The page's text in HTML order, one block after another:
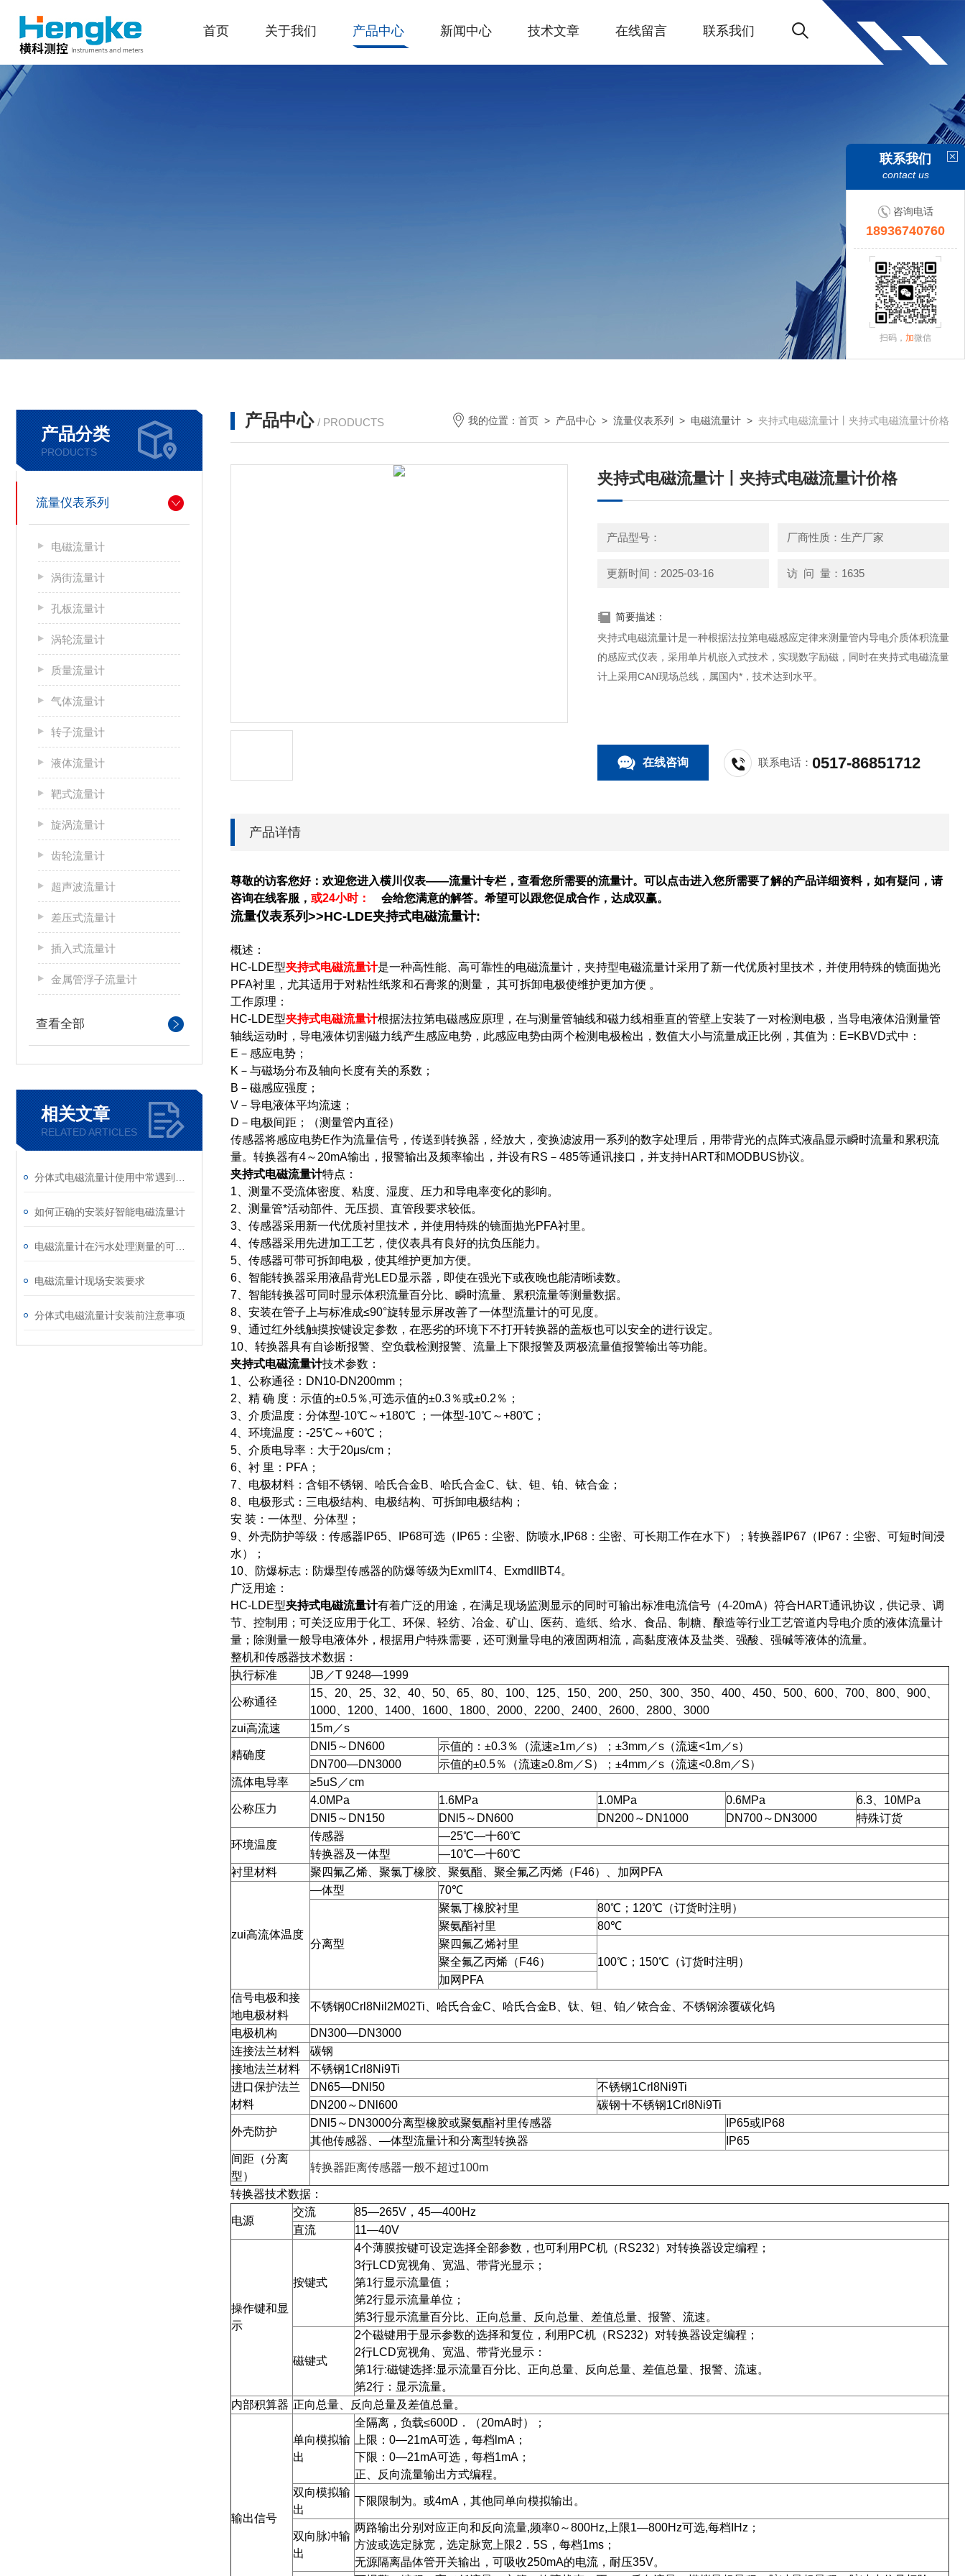
首页 关于我们 产品中心 新闻中心 技术文章 在线留言 联系我们
产品分类
PRODUCTS
流量仪表系列
电磁流量计
涡街流量计
孔板流量计
涡轮流量计
质量流量计
气体流量计
转子流量计
液体流量计
靶式流量计
旋涡流量计
齿轮流量计
超声波流量计
差压式流量计
插入式流量计
金属管浮子流量计
查看全部
相关文章
RELATED ARTICLES
如何正确的安装好智能电磁流量计
电磁流量计现场安装要求
分体式电磁流量计安装前注意事项
产品中心 / PRODUCTS 我的位置： 首页 > 产品中心 > 流量仪表系列 > 电磁流量计 > 夹持式电磁流量计丨夹持式电磁流量计价格
夹持式电磁流量计丨夹持式电磁流量计价格
产品型号： 厂商性质：生产厂家
更新时间：2025-03-16 访 问 量：1635
简要描述：
夹持式电磁流量计是一种根据法拉第电磁感应定律来测量管内导电介质体积流量
的感应式仪表，采用单片机嵌入式技术，实现数字励磁，同时在夹持式电磁流量
计上采用CAN现场总线，属国内*，技术达到水平。
在线咨询 联系电话：0517-86851712
产品详情
尊敬的访客您好：欢迎您进入横川仪表——流量计专栏，查看您所需要的流量计。可以点击进入您所需要了解的产品详细资料，如有疑问，请
咨询在线客服， 或24小时： 会给您满意的解答。希望可以跟您促成合作，达成双赢。
流量仪表系列>>HC-LDE夹持式电磁流量计:
概述：
HC-LDE型夹持式电磁流量计是一种高性能、高可靠性的电磁流量计，夹持型电磁流量计采用了新一代优质衬里技术，并使用特殊的镜面抛光
PFA衬里，尤其适用于对粘性纸浆和石膏浆的测量，
其可拆卸电极使维护更加方便 。
工作原理：
HC-LDE型夹持式电磁流量计根据法拉第电磁感应原理，在与测量管轴线和磁力线相垂直的管壁上安装了一对检测电极，当导电液体沿测量管
轴线运动时，导电液体切割磁力线产生感应电势，此感应电势由两个检测电极检出，数值大小与流量成正比例，其值为：E=KBVD式中：
E－感应电势；
K－与磁场分布及轴向长度有关的系数；
B－磁感应强度；
V－导电液体平均流速；
D－电极间距；（测量管内直径）
传感器将感应电势E作为流量信号，传送到转换器，经放大，变换滤波用一系列的数字处理后，用带背光的点阵式液晶显示瞬时流量和累积流
量。转换器有4～20mA输出，报警输出及频率输出，并设有RS－485等通讯接口，并支持HART和MODBUS协议。
夹持式电磁流量计特点：
1、测量不受流体密度、粘度、湿度、压力和导电率变化的影响。
2、测量管*活动部件、无压损、直管段要求较低。
3、传感器采用新一代优质衬里技术，并使用特殊的镜面抛光PFA衬里。
4、传感器采用先进加工工艺，使仪表具有良好的抗负压能力。
5、传感器可带可拆卸电极，使其维护更加方便。
6、智能转换器采用液晶背光LED显示器，即使在强光下或夜晚也能清晰读数。
7、智能转换器可同时显示体积流量百分比、瞬时流量、累积流量等测量数据。
8、安装在管子上与标准成≤90°旋转显示屏改善了一体型流量计的可见度。
9、通过红外线触摸按键设定参数，在恶劣的环境下不打开转换器的盖板也可以安全的进行设定。
10、转换器具有自诊断报警、空负载检测报警、流量上下限报警及两极流量值报警输出等功能。
夹持式电磁流量计技术参数：
1、公称通径：DN10-DN200mm；
2、精 确 度：示值的±0.5％,可选示值的±0.3％或±0.2％；
3、介质温度：分体型-10℃～+180℃ ；一体型-10℃～+80℃；
4、环境温度：-25℃～+60℃；
5、介质电导率：大于20μs/cm；
6、衬 里：PFA；
7、电极材料：含钼不锈钢、哈氏合金B、哈氏合金C、钛、钽、铂、铱合金；
8、电极形式：三电极结构、电极结构、可拆卸电极结构；
安 装：一体型、分体型；
9、外壳防护等级：传感器IP65、IP68可选（IP65：尘密、防喷水,IP68：尘密、可长期工作在水下）；转换器IP67（IP67：尘密、可短时间浸
水）；
10、防爆标志：防爆型传感器的防爆等级为ExmIIT4、ExmdIIBT4。
广泛用途：
HC-LDE型夹持式电磁流量计有着广泛的用途，在满足现场监测显示的同时可输出标准电流信号（4-20mA）符合HART通讯协议，供记录、调
节、控制用；可关泛应用于化工、环保、轻纺、冶金、矿山、医药、造纸、给水、食品、制糖、酿造等行业工艺管道内导电介质的液体流量计
量；除测量一般导电液体外，根据用户特殊需要，还可测量导电的液固两相流，高黏度液体及盐类、强酸、强碱等液体的流量。
整机和传感器技术数据：
执行标准
JB／T 9248—1999
公称通径
15、20、25、32、40、50、65、80、100、125、150、200、250、300、350、400、450、500、600、700、800、900、
1000、1200、1400、1600、1800、2000、2200、2400、2600、2800、3000
zui高流速
15m／s
精确度
DNl5～DN600
示值的：±0.3％（流速≥1m／s）；±3mm／s（流速<1m／s）
DN700—DN3000
示值的±0.5％（流速≥0.8m／S）；±4mm／s（流速<0.8m／S）
流体电导率
≥5uS／cm
公称压力
4.0MPa 1.6MPa 1.0MPa 0.6MPa
6.3、10MPa
DNl5～DN150
DNl5～DN600 DN200～DN1000 DN700～DN3000 特殊订货
环境温度
传感器
—25℃—十60℃
转换器及一体型
—10℃—十60℃
衬里材料
聚四氟乙烯、聚氯丁橡胶、聚氨酯、聚全氟乙丙烯（F46）、加网PFA
zui高流体温度
—体型 70℃
分离型
聚氯丁橡胶衬里
80℃；120℃（订货时注明）
聚氨酯衬里
80℃
聚四氟乙烯衬里
100℃；150℃（订货时注明）
聚全氟乙丙烯（F46）
加网PFA
信号电极和接
地电极材料
不锈钢0Crl8Nil2M02Ti、哈氏合金C、哈氏合金B、钛、钽、铂／铱合金、不锈钢涂覆碳化钨
电极机构
DN300—DN3000
连接法兰材料
碳钢
接地法兰材料
不锈钢1Crl8Ni9Ti
进口保护法兰
材料
DN65—DNl50
不锈钢1Crl8Ni9Ti
DN200～DNl600
碳钢十不锈钢1Crl8Ni9Ti
外壳防护
DNl5～DN3000分离型橡胶或聚氨酯衬里传感器
IP65或IP68
其他传感器、—体型流量计和分离型转换器
IP65
间距（分离
型）
转换器距离传感器一般不超过100m
转换器技术数据：
电源
交流
85—265V，45—400Hz
直流
11—40V
操作键和显
示
按键式
4个薄膜按键可设定选择全部参数，也可利用PC机（RS232）对转换器设定编程；
3行LCD宽视角、宽温、带背光显示；
第1行显示流量值；
第2行显示流量单位；
第3行显示流量百分比、正向总量、反向总量、差值总量、报警、流速。
磁键式
2个磁键用于显示参数的选择和复位，利用PC机（RS232）对转换器设定编程；
2行LCD宽视角、宽温、带背光显示：
第1行:磁键选择:显示流量百分比、正向总量、反向总量、差值总量、报警、流速。
第2行：显示流量。
内部积算器 正向总量、反向总量及差值总量。
输出信号
单向模拟输
出
全隔离，负载≤600D．（20mA时）；
上限：0—21mA可选，每档lmA；
下限：0—21mA可选，每档1mA；
正、反向流量输出方式编程。
双向模拟输
出
下限限制为。或4mA，其他同单向模拟输出。
双向脉冲输
出
两路输出分别对应正向和反向流量,频率0～800Hz,上限1—800Hz可选,每档IHz；
方波或选定脉宽，选定脉宽上限2．5S，每档1ms；
无源隔离晶体管开关输出，可吸收250mA的电流，耐压35V。
联系我们
contact us
咨询电话
18936740760
扫码， 加微信